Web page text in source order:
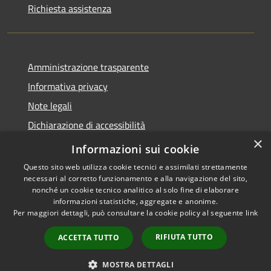
Richiesta assistenza
Amministrazione trasparente
Informativa privacy
Note legali
Dichiarazione di accessibilità
Link app municipium
Accessibilità
Copyright © 2026 • Comune di
Bardolino • Powered by
Municipium•
Accesso
redazione
×
Informazioni sui cookie
Questo sito web utilizza cookie tecnici e assimilati strettamente
necessari al corretto funzionamento e alla navigazione del sito,
nonché un cookie tecnico analitico al solo fine di elaborare
informazioni statistiche, aggregate e anonime.
Per maggiori dettagli, può consultare la cookie policy al seguente link
ACCETTA TUTTO RIFIUTA TUTTO
MOSTRA DETTAGLI